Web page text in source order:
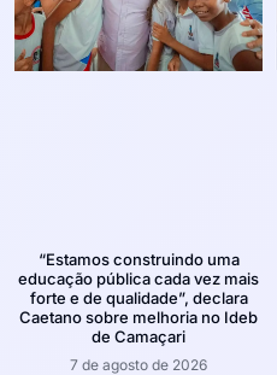
“Estamos construindo uma
educação pública cada vez mais
forte e de qualidade”, declara
Caetano sobre melhoria no Ideb
de Camaçari
7 de agosto de 2026